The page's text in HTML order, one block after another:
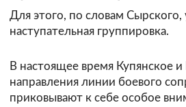
Для этого, по словам
наступательная группировка.
В настоящее время Купянское
направления линии боевого
приковывают к себе особое